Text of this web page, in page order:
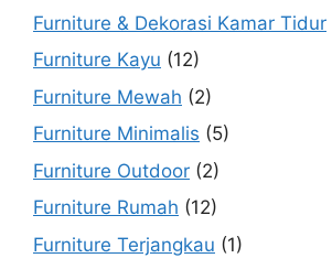
Furniture & Dekorasi Kamar Tidur
Furniture Kayu (12)
Furniture Mewah (2)
Furniture Minimalis (5)
Furniture Outdoor (2)
Furniture Rumah (12)
Furniture Terjangkau (1)